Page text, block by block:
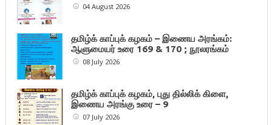
04 August 2026
தமிழ்க் காப்புக் கழகம் – இணைய அரங்கம்:
ஆளுமையர் உரை 169 & 170 ; நூலரங்கம்
08 July 2026
தமிழ்க் காப்புக் கழகம், புது தில்லிக் கிளை,
இணைய அரங்கு உரை – 9
07 July 2026